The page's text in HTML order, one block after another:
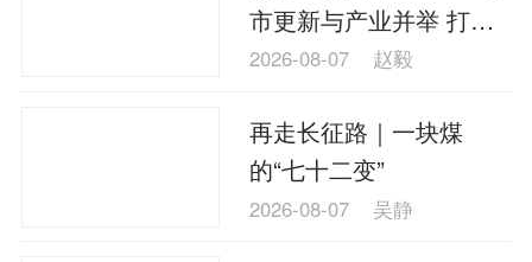
市更新与产业并举 打造
新时代“广州会客厅”
2026-08-07 赵毅
再走长征路｜一块煤
的“七十二变”
2026-08-07 吴静